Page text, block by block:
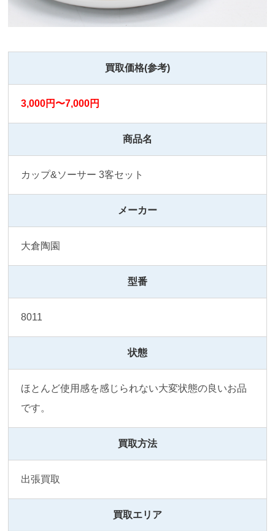
買取価格(参考)
3,000円〜7,000円
商品名
カップ&ソーサー 3客セット
メーカー
大倉陶園
型番
8011
状態
ほとんど使用感を感じられない大変状態の良いお品
です。
買取方法
出張買取
買取エリア